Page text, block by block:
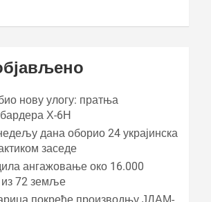
нову улогу: пратња
Х-6Н
дана оборио 24 украјинска
заседе
ангажовање око 16.000
из 72 земље